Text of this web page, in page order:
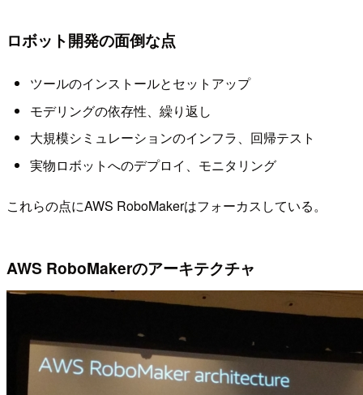
ロボット開発の面倒な点
ツールのインストールとセットアップ
モデリングの依存性、繰り返し
大規模シミュレーションのインフラ、回帰テスト
実物ロボットへのデプロイ、モニタリング
これらの点にAWS RoboMakerはフォーカスしている。
AWS RoboMakerのアーキテクチャ